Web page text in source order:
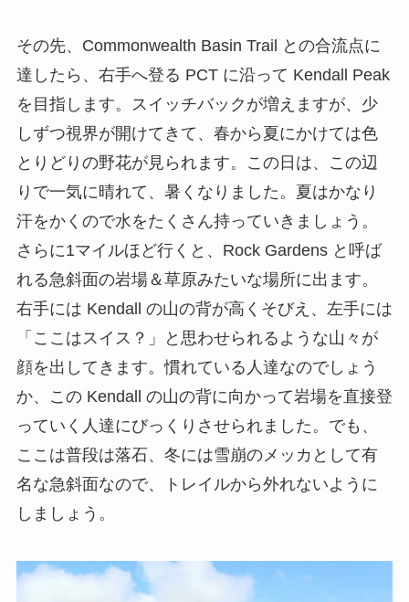
その先、Commonwealth Basin Trail との合流点に
達したら、右手へ登る PCT に沿って Kendall Peak
を目指します。スイッチバックが増えますが、少
しずつ視界が開けてきて、春から夏にかけては色
とりどりの野花が見られます。この日は、この辺
りで一気に晴れて、暑くなりました。夏はかなり
汗をかくので水をたくさん持っていきましょう。
さらに1マイルほど行くと、Rock Gardens と呼ば
れる急斜面の岩場＆草原みたいな場所に出ます。
右手には Kendall の山の背が高くそびえ、左手には
「ここはスイス？」と思わせられるような山々が
顔を出してきます。慣れている人達なのでしょう
か、この Kendall の山の背に向かって岩場を直接登
っていく人達にびっくりさせられました。でも、
ここは普段は落石、冬には雪崩のメッカとして有
名な急斜面なので、トレイルから外れないように
しましょう。